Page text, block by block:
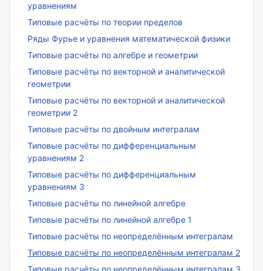
уравнениям
Типовые расчёты по теории пределов
Ряды Фурье и уравнения математической физики
Типовые расчёты по алгебре и геометрии
Типовые расчёты по векторной и аналитической
геометрии
Типовые расчёты по векторной и аналитической
геометрии 2
Типовые расчёты по двойным интегралам
Типовые расчёты по дифференциальным
уравнениям 2
Типовые расчёты по дифференциальным
уравнениям 3
Типовые расчёты по линейной алгебре
Типовые расчёты по линейной алгебре 1
Типовые расчёты по неопределённым интегралам
Типовые расчёты по неопределённым интегралам 2